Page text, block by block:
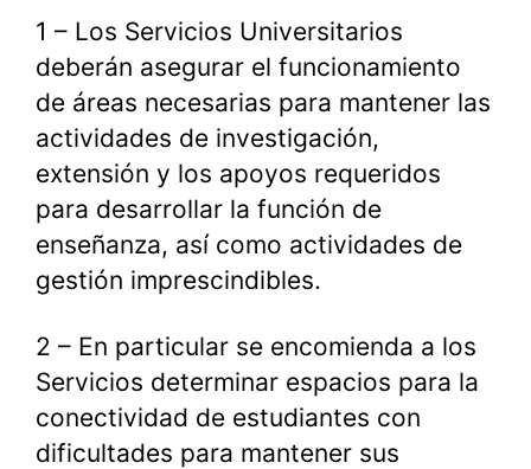
1 – Los Servicios Universitarios
deberán asegurar el funcionamiento
de áreas necesarias para mantener las
actividades de investigación,
extensión y los apoyos requeridos
para desarrollar la función de
enseñanza, así como actividades de
gestión imprescindibles.
2 – En particular se encomienda a los
Servicios determinar espacios para la
conectividad de estudiantes con
dificultades para mantener sus